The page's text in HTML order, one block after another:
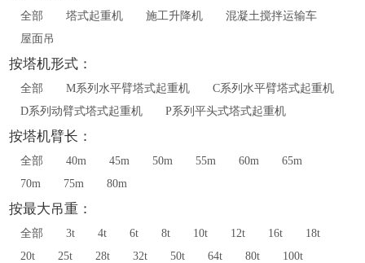
全部 塔式起重机 施工升降机
混凝土搅拌运输车
屋面吊
按塔机形式：
全部 M系列水平臂塔式起重机
C系列水平臂塔式起重机
D系列动臂式塔式起重机
P系列平头式塔式起重机
按塔机臂长：
全部 40m 45m 50m 55m 60m
65m
70m
75m 80m
按最大吊重：
全部 3t 4t 6t 8t 10t 12t 16t
18t
20t
25t 28t 32t 50t 64t 80t 100t